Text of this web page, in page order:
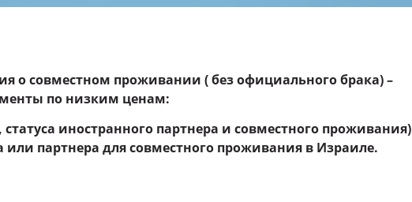
о совместном проживании ( без официального брака) –
по низким ценам:
иностранного партнера и совместного проживания)
партнера для совместного проживания в Израиле.